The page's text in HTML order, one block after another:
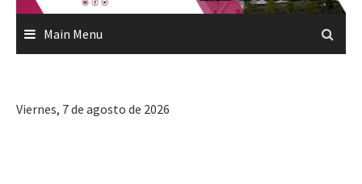
Main Menu
Viernes, 7 de agosto de 2026